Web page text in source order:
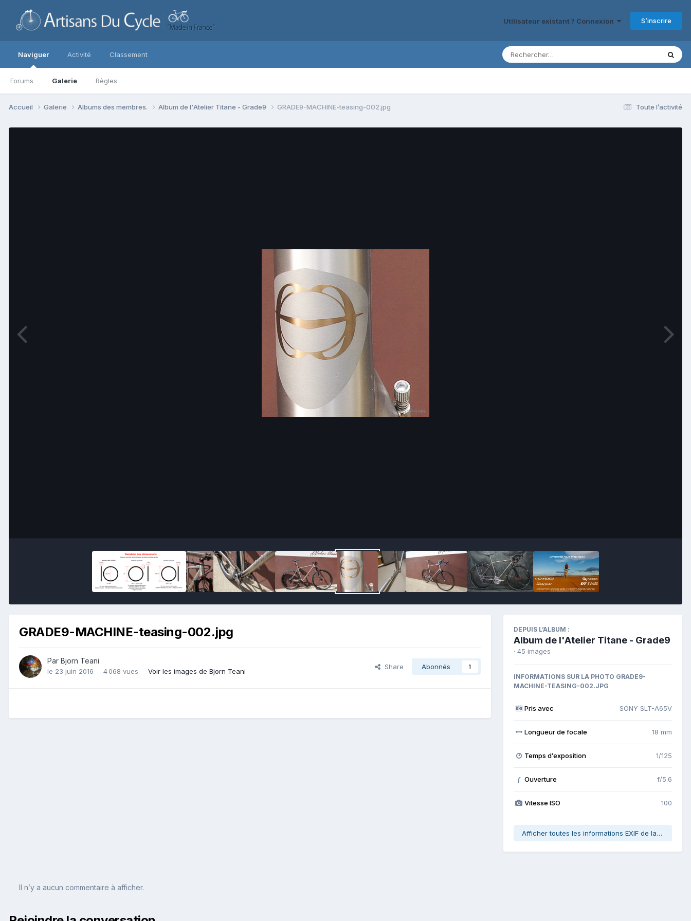
Utilisateur existant ? Connexion S’inscrire
Naviguer
Forums Galerie Règles
Activité Classement
Toute l’activité
Accueil Galerie Albums des membres. Album de l'Atelier Titane - Grade9 GRADE9-MACHINE-teasing-002.jpg
GRADE9-MACHINE-teasing-002.jpg
Par Bjorn Teani
le 23 juin 2016 4 068 vues Voir les images de Bjorn Teani
Share Abonnés 1
DEPUIS L’ALBUM :
Album de l'Atelier Titane - Grade9
· 45 images
INFORMATIONS SUR LA PHOTO GRADE9-
MACHINE-TEASING-002.JPG
Pris avec SONY SLT-A65V
Longueur de focale 18 mm
Temps d’exposition 1/125
f Ouverture f/5.6
Vitesse ISO 100
Afficher toutes les informations EXIF de la photo
Il n’y a aucun commentaire à afficher.